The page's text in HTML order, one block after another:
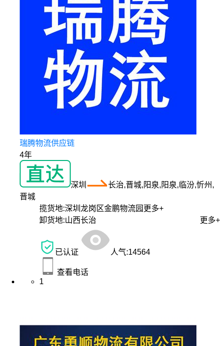
瑞腾物流供应链
4年
深圳
长治,晋城,阳泉,阳泉,临汾,忻州,
晋城
揽货地:深圳龙岗区金鹏物流园 更多+
卸货地:山西长治 更多+
已认证 人气:14564
查看电话
1